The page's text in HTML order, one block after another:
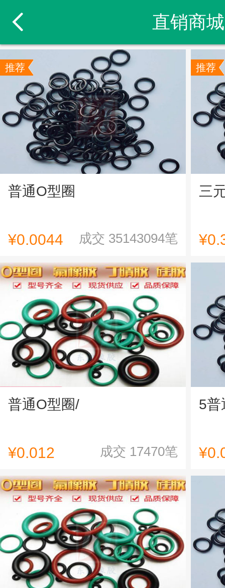
直销商城
推荐
普通O型圈
¥0.0044 成交 35143094笔
推荐
三
普通O型圈/
¥0.012 成交 17470笔
5普